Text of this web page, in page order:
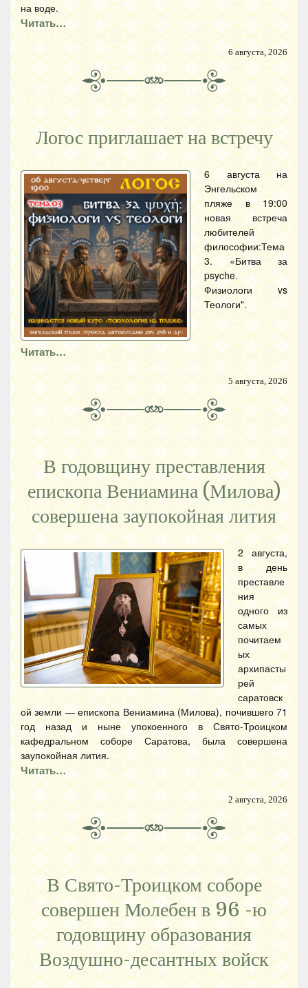
на воде.
Читать…
6 августа, 2026
Логос приглашает на встречу
6 августа на
Энгельском
пляже в 19:00
новая встреча
любителей
философии:Тема
3. «Битва за
psyche.
Физиологи vs
Теологи".
Читать…
5 августа, 2026
В годовщину преставления
епископа Вениамина (Милова)
совершена заупокойная лития
2 августа,
в день
преставле
ния
одного из
самых
почитаем
ых
архипасты
рей
саратовск
ой земли — епископа Вениамина (Милова), почившего 71
год назад и ныне упокоенного в Свято-Троицком
кафедральном соборе Саратова, была совершена
заупокойная лития.
Читать…
2 августа, 2026
В Свято-Троицком соборе
совершен Молебен в 96 -ю
годовщину образования
Воздушно-десантных войск